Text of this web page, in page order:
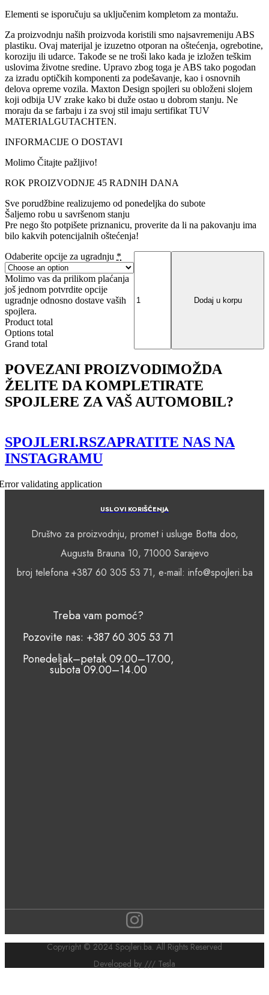
Elementi se isporučuju sa uključenim kompletom za montažu.
Za proizvodnju naših proizvoda koristili smo najsavremeniju ABS
plastiku. Ovaj materijal je izuzetno otporan na oštećenja, ogrebotine,
koroziju ili udarce. Takođe se ne troši lako kada je izložen teškim
uslovima životne sredine. Upravo zbog toga je ABS tako pogodan
za izradu optičkih komponenti za podešavanje, kao i osnovnih
delova opreme vozila. Maxton Design spojleri su obloženi slojem
koji odbija UV zrake kako bi duže ostao u dobrom stanju. Ne
moraju da se farbaju i za svoj stil imaju sertifikat TUV
MATERIALGUTACHTEN.
INFORMACIJE O DOSTAVI
Molimo Čitajte pažljivo!
ROK PROIZVODNJE 45 RADNIH DANA
Sve porudžbine realizujemo od ponedeljka do subote
Šaljemo robu u savršenom stanju
Pre nego što potpišete priznanicu, proverite da li na pakovanju ima
bilo kakvih potencijalnih oštećenja!
Odaberite opcije za ugradnju *
Molimo vas da prilikom plaćanja
još jednom potvrdite opcije
ugradnje odnosno dostave vaših
spojlera.
Product total
Options total
Grand total
VI
Dodaj u korpu
POVEZANI PROIZVODIMOŽDA
ŽELITE DA KOMPLETIRATE
SPOJLERE ZA VAŠ AUTOMOBIL?
SPOJLERI.RSZAPRATITE NAS NA
INSTAGRAMU
validating application
USLOVI KORIŠĆENJA
Društvo za proizvodnju, promet i usluge Botta doo,
Augusta Brauna 10, 71000 Sarajevo
broj telefona +387 60 305 53 71, e-mail: info@spojleri.ba
Treba vam pomoć?
Pozovite nas: +387 60 305 53 71
Ponedeljak–petak 09.00–17.00,
subota 09.00–14.00
Copyright © 2024 Spojleri.ba. All Rights Reserved
Developed by /// Tesla